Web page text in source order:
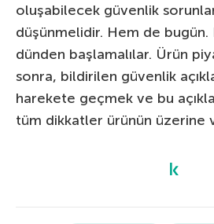
oluşabilecek güvenlik
düşünmelidir. Hem de bugün.
dünden başlamalılar. Ürün
sonra, bildirilen güvenlik
harekete geçmek ve bu
tüm dikkatler ürünün üzerine